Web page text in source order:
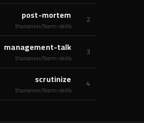
2
post-mortem
thananon/9arm-skills
3
management-talk
thananon/9arm-skills
4
scrutinize
thananon/9arm-skills